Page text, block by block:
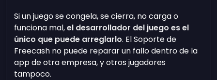
Si un juego se congela, se cierra, no carga o
funciona mal,el desarrollador del juego es el
único que puede arreglarlo. El Soporte de
Freecash no puede reparar un fallo dentro de la
app de otra empresa, y otros jugadores
tampoco.